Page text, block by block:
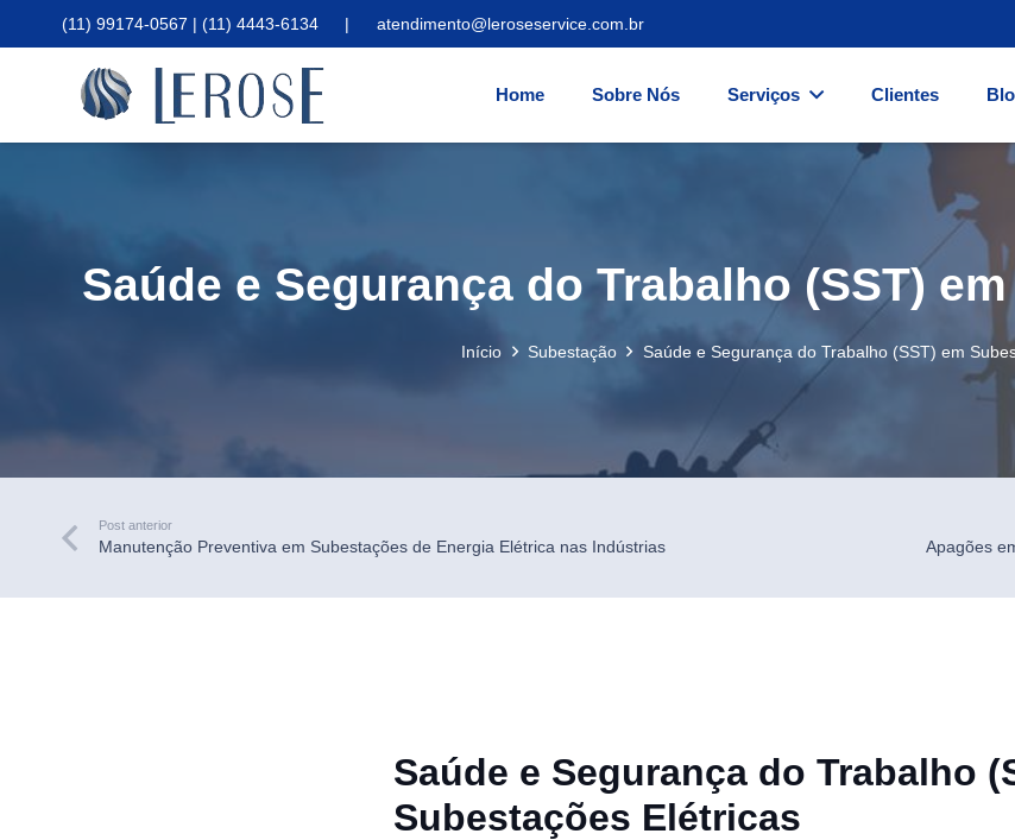
(11) 99174-0567 | (11) 4443-6134 | atendimento@leroseservice.com.br
Home Sobre Nós Serviços Clientes
Saúde e Segurança do Trabalho (SST)
Início Subestação Saúde e Segurança do Trabalho (SST) em
Post anterior
Manutenção Preventiva em Subestações de Energia Elétrica nas Indústrias Apagões
Saúde e Segurança do Trabalho
Subestações Elétricas